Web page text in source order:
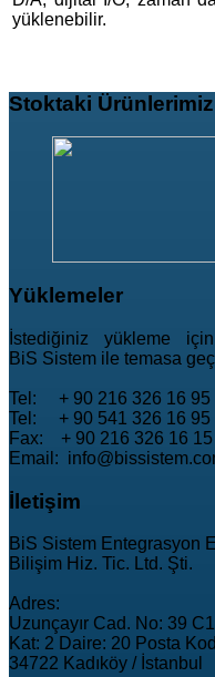
yüklenebilir.
Stoktaki Ürünlerimiz
Yüklemeler
İstediğiniz yükleme
BiS Sistem ile temasa
Tel: + 90 216 326 16 95
Tel: + 90 541 326 16 95
Fax: + 90 216 326 16 15
Email:
İletişim
BiS Sistem Entegrasyon
Bilişim Hiz. Tic. Ltd. Şti.
Adres:
Uzunçayır Cad. No: 39
Kat: 2 Daire: 20 Posta
34722 Kadıköy / İstanbul